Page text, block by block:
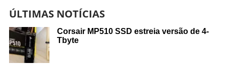
ÚLTIMAS NOTÍCIAS
Corsair MP510 SSD estreia versão de 4-
Tbyte